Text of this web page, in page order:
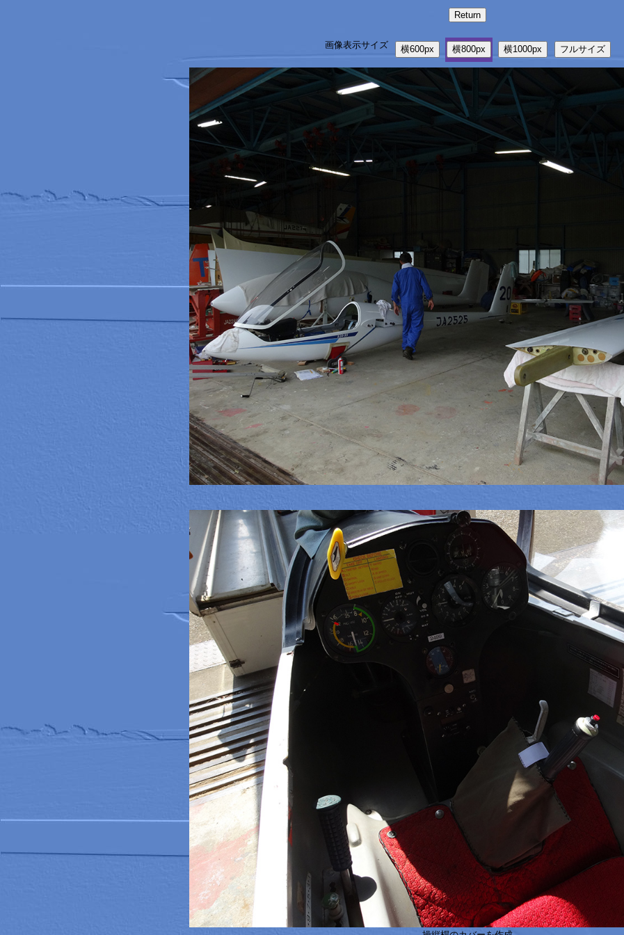
画像表示サイズ